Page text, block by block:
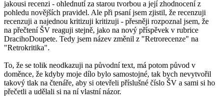
jakousi recenzi - ohlednutí za starou tvorbou a její zhodnocení z
pohledu novějších pravidel. Ale při psaní jsem zjistil, že recenzuji
recenzuji a najednou kritizuji kritizuji - přesněji rozpoznal jsem, že
na přečtení ŠV reaguji stejně, jako na nový příspěvek v rubrice
DracihoDoupete. Tedy jsem název změnil z "Retrorecenze" na
"Retrokritika".
To, že se tolik neodkazuji na původní text, má potom původ v
doměnce, že kdyby moje dílo bylo samostojné, tak bych nevytvořil
takový tlak na čtenáře, aby si otevřeli příslušné číslo ŠV a sami si ho
přečetli a udělali si na ní vlastní názor.